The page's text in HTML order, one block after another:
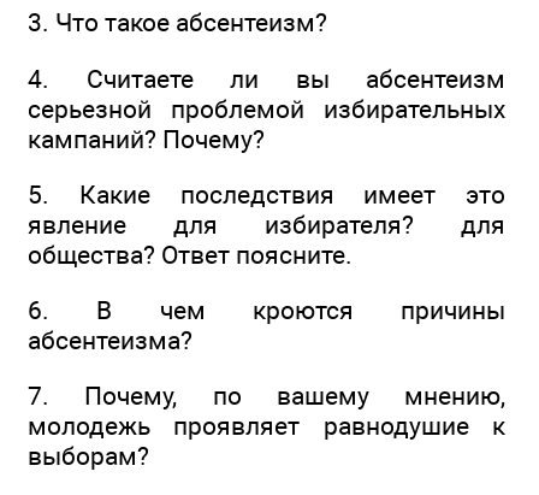
3. Что такое абсентеизм?
4. Считаете ли вы абсентеизм
серьезной проблемой избирательных
кампаний? Почему?
5. Какие последствия имеет это
явление для избирателя? для
общества? Ответ поясните.
6. В чем кроются причины
абсентеизма?
7. Почему, по вашему мнению,
молодежь проявляет равнодушие к
выборам?